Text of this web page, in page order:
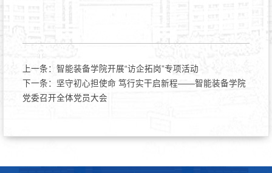
上一条： 智能装备学院开展“访企拓岗”专项活动
下一条： 坚守初心担使命 笃行实干启新程——智能装备学院
党委召开全体党员大会